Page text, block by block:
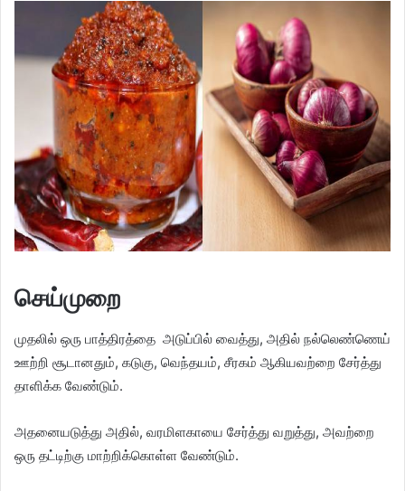
செய்முறை
முதலில் ஒரு பாத்திரத்தை அடுப்பில் வைத்து, அதில் நல்லெண்ணெய்
ஊற்றி சூடானதும், கடுகு, வெந்தயம், சீரகம் ஆகியவற்றை சேர்த்து
தாளிக்க வேண்டும்.
அதனையடுத்து அதில், வரமிளகாயை சேர்த்து வறுத்து, அவற்றை
ஒரு தட்டிற்கு மாற்றிக்கொள்ள வேண்டும்.